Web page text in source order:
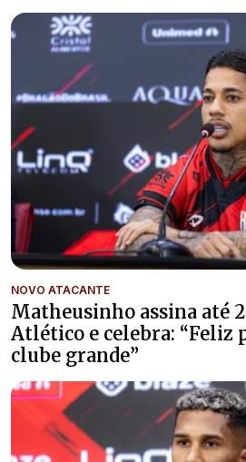
NOVO ATACANTE
Matheusinho assina até
Atlético e celebra: “Feliz
clube grande”